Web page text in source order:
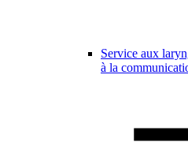
Service aux
à la